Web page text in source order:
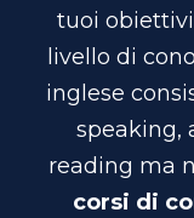
tuoi
livello di
inglese
speaking,
reading ma
corsi di